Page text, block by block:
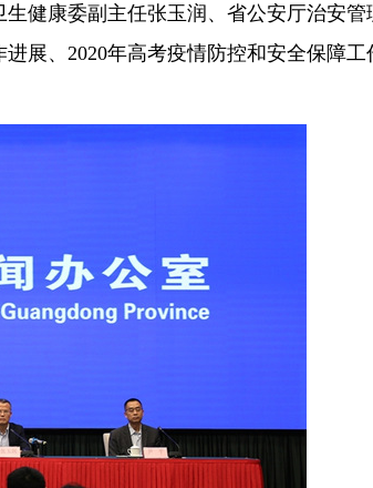
健康委副主任张玉润、省公安厅治安管
展、2020年高考疫情防控和安全保障工